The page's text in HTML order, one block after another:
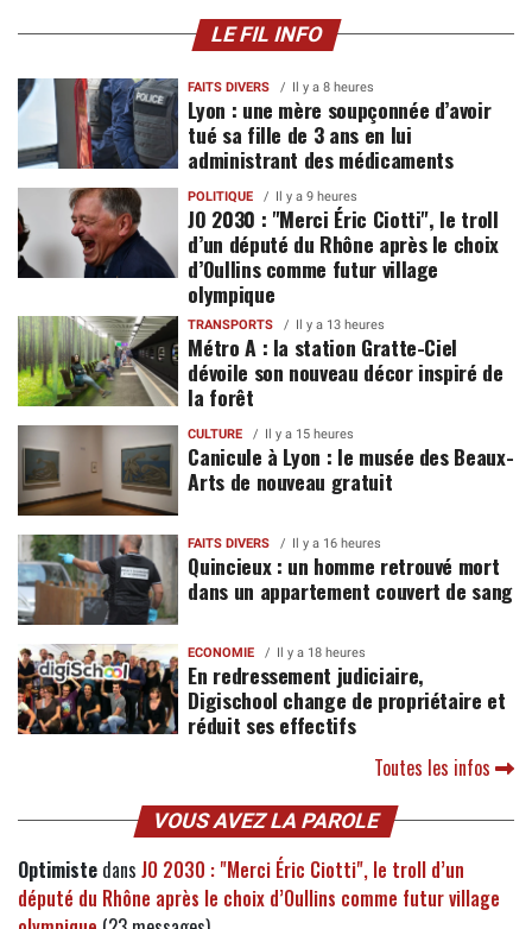
LE FIL INFO
FAITS DIVERS Il y a 8 heures
Lyon : une mère soupçonnée d’avoir
tué sa fille de 3 ans en lui
administrant des médicaments
POLITIQUE Il y a 9 heures
JO 2030 : "Merci Éric Ciotti", le troll
d’un député du Rhône après le choix
d’Oullins comme futur village
olympique
TRANSPORTS Il y a 13 heures
Métro A : la station Gratte-Ciel
dévoile son nouveau décor inspiré de
la forêt
CULTURE Il y a 15 heures
Canicule à Lyon : le musée des Beaux-
Arts de nouveau gratuit
FAITS DIVERS Il y a 16 heures
Quincieux : un homme retrouvé mort
dans un appartement couvert de sang
ECONOMIE Il y a 18 heures
En redressement judiciaire,
Digischool change de propriétaire et
réduit ses effectifs
Toutes les infos
VOUS AVEZ LA PAROLE
Optimiste dans JO 2030 : "Merci Éric Ciotti", le troll d’un
député du Rhône après le choix d’Oullins comme futur village